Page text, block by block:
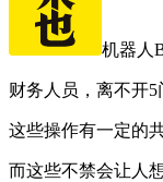
机器人
财务人员，离不开
这些操作有一定的
而这些不禁会让人